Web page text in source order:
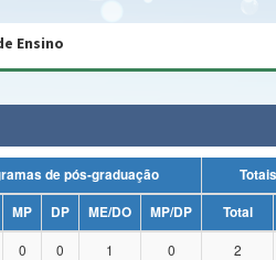
e dos Direitos Humanos
Brasil Planalto
Ensino
Total de Programas de pós-graduação
MP DP ME/DO MP/DP Total
0 0 1 0 2